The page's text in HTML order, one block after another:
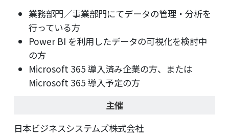
業務部門／事業部門にてデータの管理・分析を
行っている方
Power BI を利用したデータの可視化を検討中
の方
Microsoft 365 導入済み企業の方、または
Microsoft 365 導入予定の方
主催
日本ビジネスシステムズ株式会社